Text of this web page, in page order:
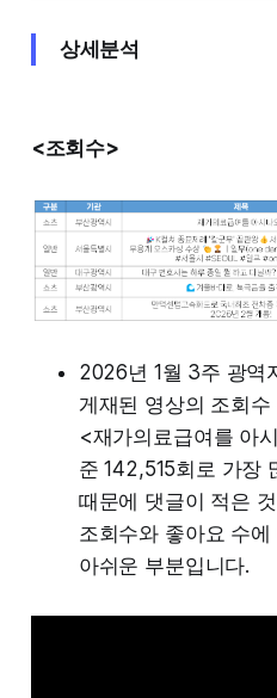
상세분석
<조회수>
2026년 1월 3주 광역
게재된 영상의 조회
<재가의료급여를 아
준 142,515회로 가장
때문에 댓글이 적은
조회수와 좋아요 수
아쉬운 부분입니다.